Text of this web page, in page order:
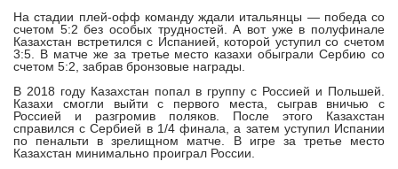
На стадии плей-офф команду ждали итальянцы — победа со
счетом 5:2 без особых трудностей. А вот уже в полуфинале
Казахстан встретился с Испанией, которой уступил со счетом
3:5. В матче же за третье место казахи обыграли Сербию со
счетом 5:2, забрав бронзовые награды.
В 2018 году Казахстан попал в группу с Россией и Польшей.
Казахи смогли выйти с первого места, сыграв вничью с
Россией и разгромив поляков. После этого Казахстан
справился с Сербией в 1/4 финала, а затем уступил Испании
по пенальти в зрелищном матче. В игре за третье место
Казахстан минимально проиграл России.